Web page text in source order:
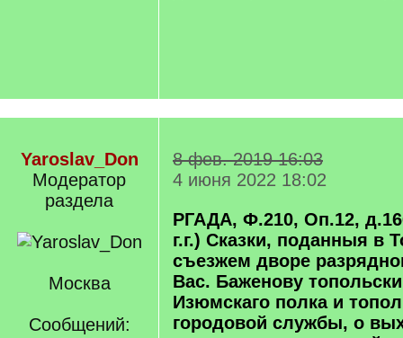
Yaroslav_Don
Модератор
раздела
Москва
Сообщений:
8 фев. 2019 16:03
4 июня 2022 18:02
РГАДА, Ф.210, Оп.12,
г.г.) Сказки, поданныя в
съезжем дворе
Вас. Баженову
Изюмскаго полка и
городовой службы, о